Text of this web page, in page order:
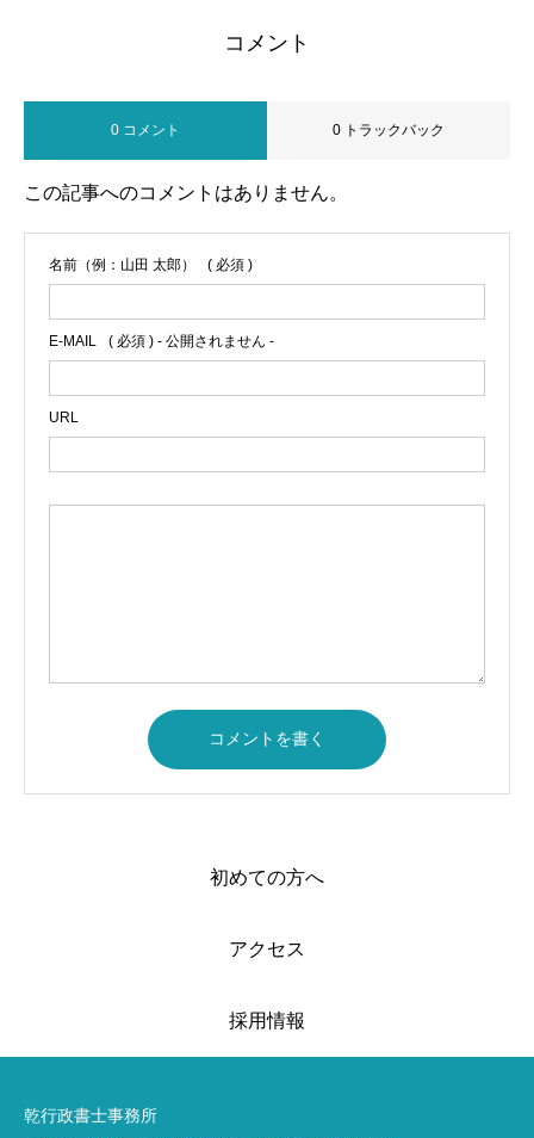
コメント
0 コメント 0 トラックバック
この記事へのコメントはありません。
名前（例：山田 太郎） ( 必須 )
E-MAIL ( 必須 ) - 公開されません -
URL
初めての方へ
アクセス
採用情報
乾行政書士事務所